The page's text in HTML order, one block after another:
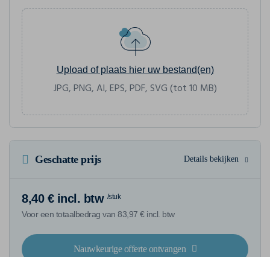
Upload of plaats hier uw bestand(en)
JPG, PNG, AI, EPS, PDF, SVG (tot 10 MB)
Geschatte prijs Details bekijken
8,40 € incl. btw /stuk
Voor een totaalbedrag van 83,97 € incl. btw
Nauwkeurige offerte ontvangen